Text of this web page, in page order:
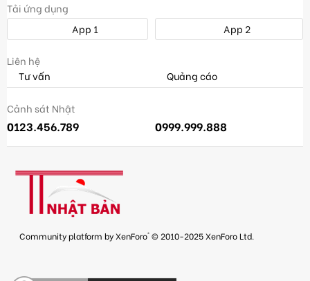
Tải ứng dụng
App 1
App 2
Liên hệ
Tư vấn
Quảng cáo
Cảnh sát Nhật
0123.456.789 0999.999.888
Community platform by XenForo® © 2010-2025 XenForo Ltd.